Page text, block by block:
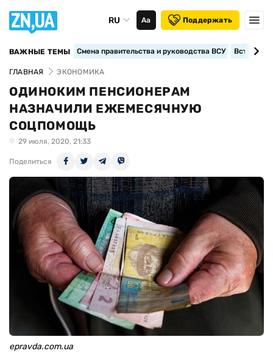
RU Аа Поддержать
ВАЖНЫЕ ТЕМЫ Смена правительства и руководства ВСУ
ГЛАВНАЯ ЭКОНОМИКА
ОДИНОКИМ ПЕНСИОНЕРАМ
НАЗНАЧИЛИ ЕЖЕМЕСЯЧНУЮ
СОЦПОМОЩЬ
29 июля, 2020, 21:33
Поделиться
epravda.com.ua